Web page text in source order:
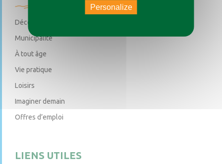
Découvrir
Municipalité
À tout âge
Vie pratique
Loisirs
Imaginer demain
Offres d’emploi
LIENS UTILES
Personalize